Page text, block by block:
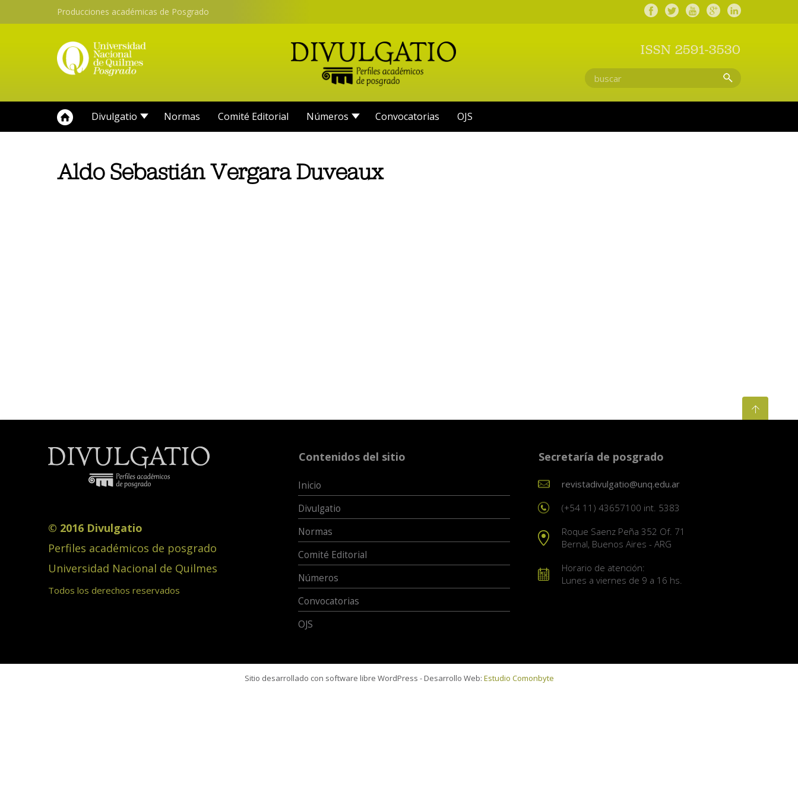
Producciones académicas de Posgrado
ISSN 2591-3530
Divulgatio Normas Comité Editorial Números Convocatorias OJS
Aldo Sebastián Vergara Duveaux
© 2016 Divulgatio
Perfiles académicos de posgrado
Universidad Nacional de Quilmes
Todos los derechos reservados
Contenidos del sitio
Inicio
Divulgatio
Normas
Comité Editorial
Números
Convocatorias
OJS
Secretaría de posgrado
revistadivulgatio@unq.edu.ar
(+54 11) 43657100 int. 5383
Roque Saenz Peña 352 Of. 71
Bernal, Buenos Aires - ARG
Horario de atención:
Lunes a viernes de 9 a 16 hs.
Sitio desarrollado con software libre WordPress - Desarrollo Web: Estudio Comonbyte